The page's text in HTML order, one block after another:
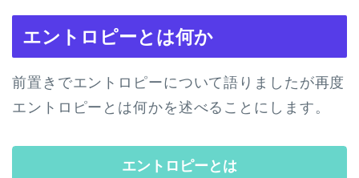
エントロピーとは何か
前置きでエントロピーについて語りましたが再度
エントロピーとは何かを述べることにします。
エントロピーとは